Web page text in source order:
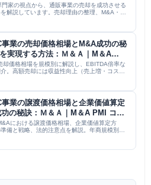
家の視点から、通販事業の売却を成功させる
解説しています。売却理由の整理、M&A・事
事業の売却価格相場とM&A成功の秘
実現する方法：Ｍ＆Ａ｜M＆A
却価格相場を規模別に解説し、EBITDA倍率な
。高額売却には収益性向上（売上増・コスト
事業の譲渡価格相場と企業価値算定
の秘訣：Ｍ＆Ａ｜M＆A PMI コラ
における譲渡価格相場、企業価値算定方
備と戦略、法的注意点を解説。年商規模別の